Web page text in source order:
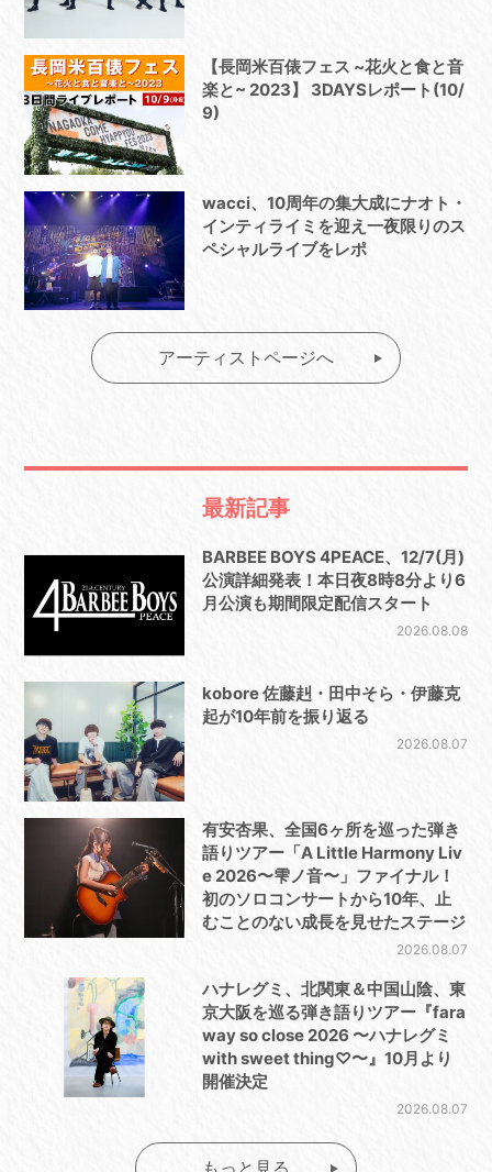
【長岡米百俵フェス ~花火と食と音
楽と~ 2023】 3DAYSレポート(10/
9)
wacci、10周年の集大成にナオト・
インティライミを迎え一夜限りのス
ペシャルライブをレポ
アーティストページへ
最新記事
BARBEE BOYS 4PEACE、12/7(月)
公演詳細発表！本日夜8時8分より6
月公演も期間限定配信スタート
2026.08.08
kobore 佐藤赳・田中そら・伊藤克
起が10年前を振り返る
2026.08.07
有安杏果、全国6ヶ所を巡った弾き
語りツアー「A Little Harmony Liv
e 2026〜雫ノ音〜」ファイナル！
初のソロコンサートから10年、止
むことのない成長を見せたステージ
2026.08.07
ハナレグミ、北関東＆中国山陰、東
京大阪を巡る弾き語りツアー『fara
way so close 2026 〜ハナレグミ
with sweet thing♡〜』10月より
開催決定
2026.08.07